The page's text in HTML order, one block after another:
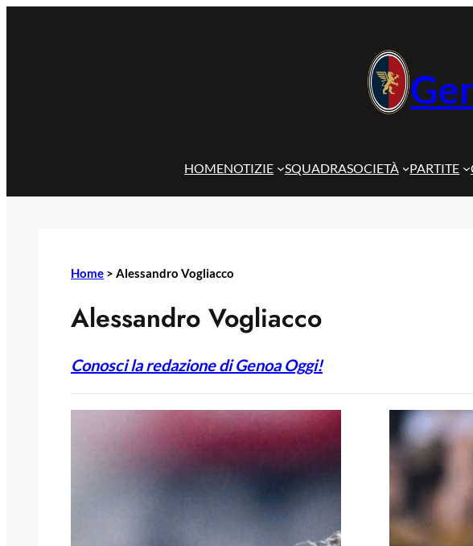
HOMENOTIZIE SQUADRASOCIETÀ PARTITE
Home > Alessandro Vogliacco
Alessandro Vogliacco
Conosci la redazione di Genoa Oggi!